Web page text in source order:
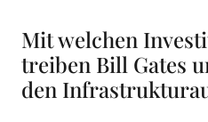
Mit welchen
treiben Bill Gates
den